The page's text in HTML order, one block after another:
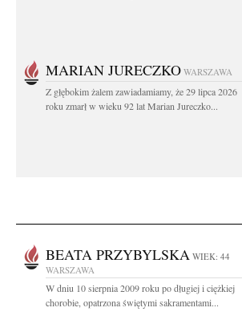
MARIAN JURECZKO WARSZAWA
Z głębokim żalem zawiadamiamy, że 29 lipca 2026
roku zmarł w wieku 92 lat Marian Jureczko...
BEATA PRZYBYLSKA WIEK: 44
WARSZAWA
W dniu 10 sierpnia 2009 roku po długiej i ciężkiej
chorobie, opatrzona świętymi sakramentami...